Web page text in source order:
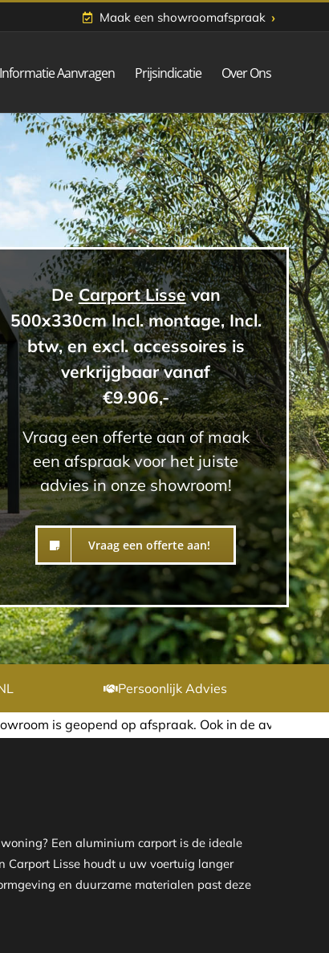
Maak een showroomafspraak ›
Informatie Aanvragen Prijsindicatie Over Ons
DeCarport Lissevan
500x330cm Incl. montage, Incl.
btw, en excl. accessoires is
verkrijgbaar vanaf
€9.906,-
Vraag een offerte aan of maak
een afspraak voor het juiste
advies in onze showroom!
Vraag een offerte aan!
Persoonlijk Advies
Ook in de avond of in het weekend nemen
Een aluminium carport is de ideale
Carport Lisse houdt u uw voertuig langer
en duurzame materialen past deze